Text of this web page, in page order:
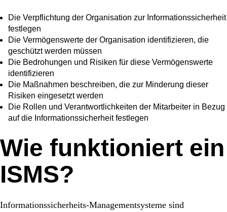
Die Verpflichtung der Organisation zur Informationssicherheit
festlegen
Die Vermögenswerte der Organisation identifizieren, die
geschützt werden müssen
Die Bedrohungen und Risiken für diese Vermögenswerte
identifizieren
Die Maßnahmen beschreiben, die zur Minderung dieser
Risiken eingesetzt werden
Die Rollen und Verantwortlichkeiten der Mitarbeiter in Bezug
auf die Informationssicherheit festlegen
Wie funktioniert ein
ISMS?
Informationssicherheits-Managementsysteme sind